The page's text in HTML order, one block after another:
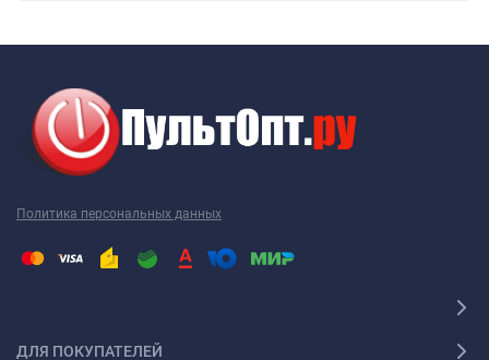
Политика персональных данных
ДЛЯ ПОКУПАТЕЛЕЙ